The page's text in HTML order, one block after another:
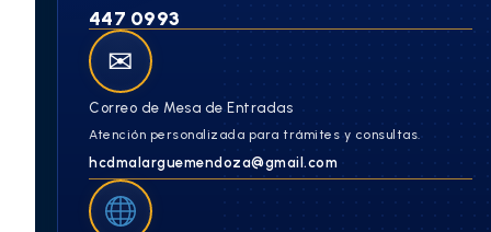
447 0993
✉
Correo de Mesa de Entradas
Atención personalizada para trámites y consultas.
hcdmalarguemendoza@gmail.com